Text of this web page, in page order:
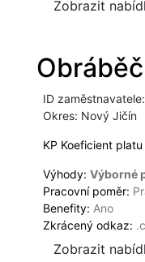
Zobrazit
Obráběč
ID
Okres: Nový Jičín
KP Koeficient platu
Výhody: Výborné
Pracovní poměr:
Benefity: Ano
Zkrácený odkaz:
Zobrazit